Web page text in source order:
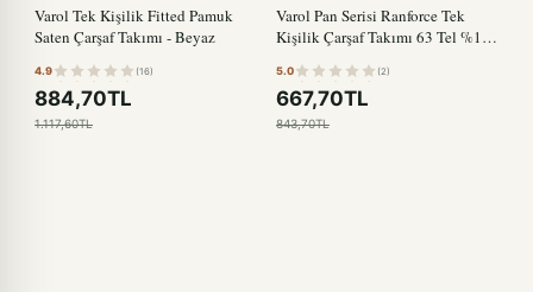
Varol Tek Kişilik Fitted Pamuk
Saten Çarşaf Takımı - Beyaz
4.9 (16)
884,70TL
1.117,60TL
Varol Pan Serisi Ranforce Tek
Kişilik Çarşaf Takımı 63 Tel %100
5.0 (2)
667,70TL
843,70TL